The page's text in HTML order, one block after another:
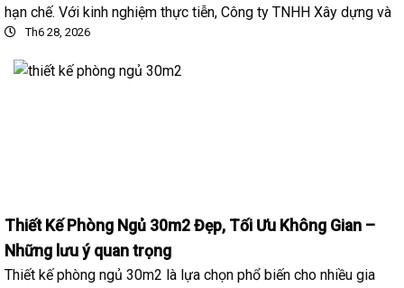
hạn chế. Với kinh nghiệm thực tiễn, Công ty TNHH Xây dựng và
Th6 28, 2026
Thiết Kế Phòng Ngủ 30m2 Đẹp, Tối Ưu Không Gian –
Những lưu ý quan trọng
Thiết kế phòng ngủ 30m2 là lựa chọn phổ biến cho nhiều gia